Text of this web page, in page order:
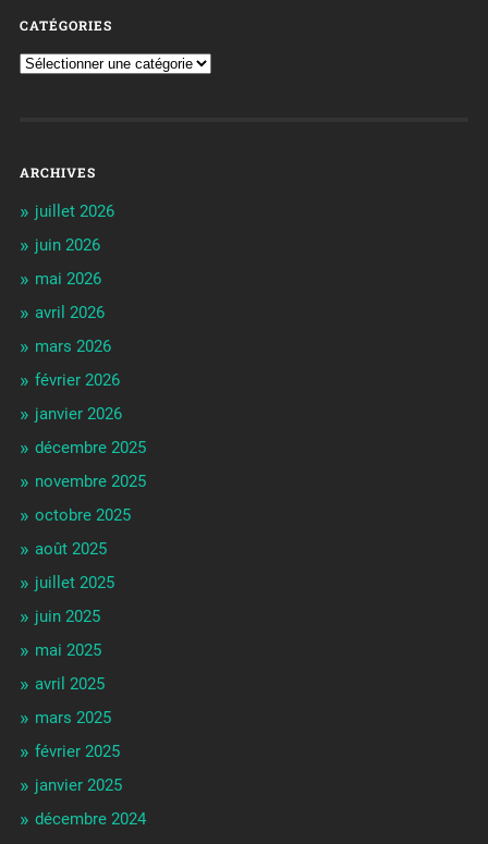
CATÉGORIES
ARCHIVES
juillet 2026
juin 2026
mai 2026
avril 2026
mars 2026
février 2026
janvier 2026
décembre 2025
novembre 2025
octobre 2025
août 2025
juillet 2025
juin 2025
mai 2025
avril 2025
mars 2025
février 2025
janvier 2025
décembre 2024